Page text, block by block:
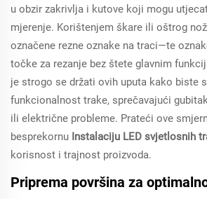
u obzir zakrivlja i kutove koji mogu
mjerenje. Korištenjem škare ili oštrog
označene rezne oznake na traci—te
točke za rezanje bez štete glavnim
je strogo se držati ovih uputa kako biste
funkcionalnost trake, sprečavajući
ili električne probleme. Prateći ove
besprekornu Instalaciju LED svjetlosnih
korisnost i trajnost proizvoda.
Priprema površina za